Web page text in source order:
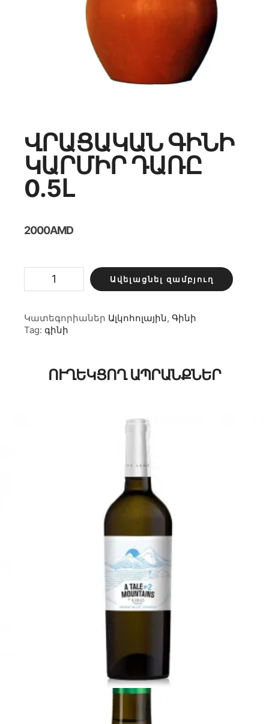
ՎՐԱՑԱԿԱՆ ԳԻՆԻ
ԿԱՐՄԻՐ ԴԱՌԸ
0.5Լ
2000AMD
կարմիր
0.5լ
քանակ
Ավելացնել զամբյուղ
Կատեգորիաներ Ալկոհոլային, Գինի
Tag: գինի
ՈՒՂԵԿՑՈՂ ԱՊՐԱՆՔՆԵՐ
5600AMD
Ավելացնել զամբյուղ